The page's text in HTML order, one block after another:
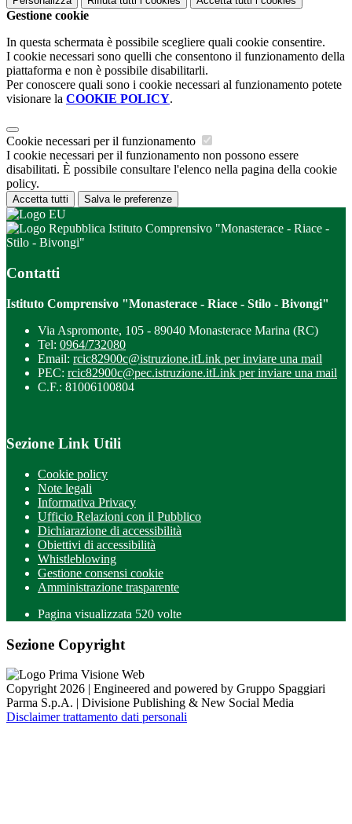
Gestione cookie
In questa schermata è possibile scegliere quali cookie consentire.
I cookie necessari sono quelli che consentono il funzionamento della
piattaforma e non è possibile disabilitarli.
Per conoscere quali sono i cookie necessari al funzionamento potete
visionare la COOKIE POLICY.
Cookie necessari per il funzionamento
I cookie necessari per il funzionamento non possono essere
disabilitati. È possibile consultare l'elenco nella pagina della cookie
policy.
Accetta tutti Salva le preferenze
Istituto Comprensivo "Monasterace - Riace -
Stilo - Bivongi"
Contatti
Istituto Comprensivo "Monasterace - Riace - Stilo - Bivongi"
Via Aspromonte, 105 - 89040 Monasterace Marina (RC)
Tel: 0964/732080
Email: rcic82900c@istruzione.itLink per inviare una mail
PEC: rcic82900c@pec.istruzione.itLink per inviare una mail
C.F.: 81006100804
Sezione Link Utili
Cookie policy
Note legali
Informativa Privacy
Ufficio Relazioni con il Pubblico
Dichiarazione di accessibilità
Obiettivi di accessibilità
Whistleblowing
Gestione consensi cookie
Amministrazione trasparente
Pagina visualizzata 520 volte
Sezione Copyright
Copyright 2026 | Engineered and powered by Gruppo Spaggiari
Parma S.p.A. | Divisione Publishing & New Social Media
Disclaimer trattamento dati personali